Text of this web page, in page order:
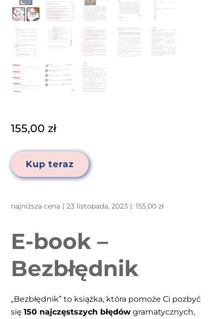
155,00zł
Kup teraz
najniższa cena ( 23 listopada, 2023 ):155,00zł
E-book –
Bezbłędnik
„Bezbłędnik” to książka, która pomoże Ci pozbyć
się150 najczęstszych błędów gramatycznych,